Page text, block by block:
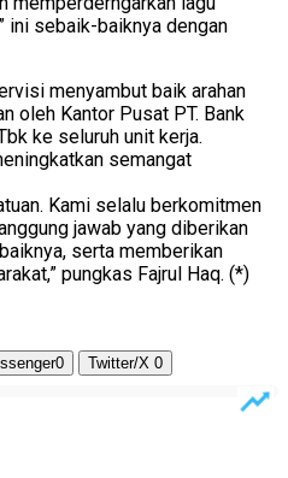
ini sebaik-baiknya dengan
menyambut baik arahan
oleh Kantor Pusat PT. Bank
ke seluruh unit kerja.
semangat
Kami selalu berkomitmen
jawab yang diberikan
serta memberikan
pungkas Fajrul Haq. (*)
0 Twitter/X 0